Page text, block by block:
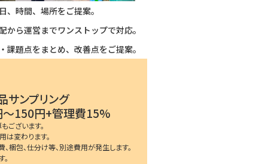
、時間、場所をご提案。
から運営までワンストップで対応。
課題点をまとめ、改善点をご提案。
サンプリング
150円+管理費15%
ございます。
変わります。
、梱包、仕分け等、別途費用が発生します。